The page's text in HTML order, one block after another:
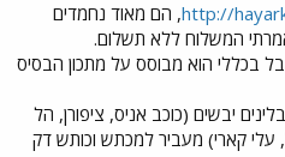
http://, הם מאוד נחמדים
המשלוח ללא תשלום.
בכללי הוא מבוסס על מתכון הבסיס
יבשים (כוכב אניס, ציפורן, הל
עלי קארי) מעביר למכתש וכותש דק